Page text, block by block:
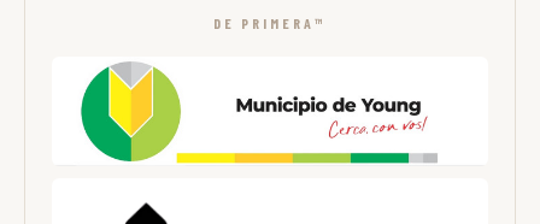
DE PRIMERA™